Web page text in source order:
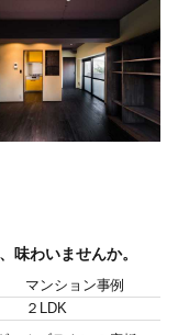
味わいませんか。
マンション事例
２LDK